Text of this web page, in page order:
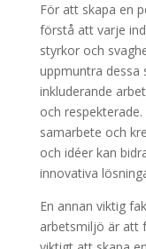
För att skapa en
förstå att varje
styrkor och
uppmuntra dessa
inkluderande
och
samarbete och
och idéer kan
innovativa
En annan viktig
arbetsmiljö är att